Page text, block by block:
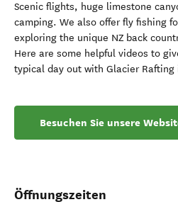
Scenic flights, huge limestone
camping. We also offer fly fishing
exploring the unique NZ back
Here are some helpful videos to
typical day out with Glacier Rafting
Besuchen Sie unsere
Öffnungszeiten